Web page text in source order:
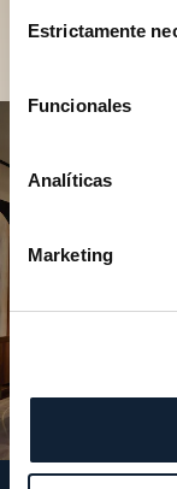
Estrictamente
Funcionales
Analíticas
Marketing